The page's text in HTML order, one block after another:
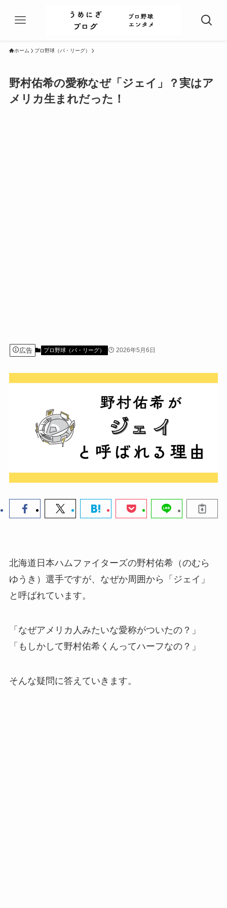
ホーム プロ野球（パ・リーグ）
野村佑希の愛称なぜ「ジェイ」？実はア
メリカ生まれだった！
広告 プロ野球（パ・リーグ） 2026年5月6日
北海道日本ハムファイターズの野村佑希（のむら
ゆうき）選手ですが、なぜか周囲から「ジェイ」
と呼ばれています。
「なぜアメリカ人みたいな愛称がついたの？」
「もしかして野村佑希くんってハーフなの？」
そんな疑問に答えていきます。